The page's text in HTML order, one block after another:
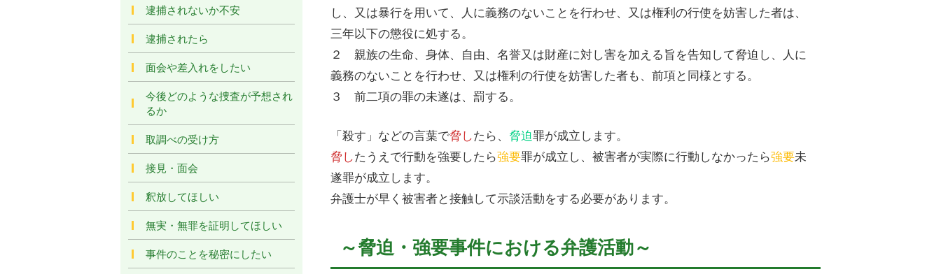
し、又は暴行を用いて、人に義務のないことを行わせ、又は権利の行使を妨害した者は、
三年以下の懲役に処する。
２ 親族の生命、身体、自由、名誉又は財産に対し害を加える旨を告知して脅迫し、人に
義務のないことを行わせ、又は権利の行使を妨害した者も、前項と同様とする。
３ 前二項の罪の未遂は、罰する。
「殺す」などの言葉で脅したら、 脅迫罪が成立します。
脅したうえで行動を強要したら強要罪が成立し、被害者が実際に行動しなかったら強要未
遂罪が成立します。
弁護士が早く被害者と接触して示談活動をする必要があります。
～脅迫・強要事件における弁護活動～
逮捕されないか不安
逮捕されたら
面会や差入れをしたい
今後どのような捜査が予想され
るか
取調べの受け方
接見・面会
釈放してほしい
無実・無罪を証明してほしい
事件のことを秘密にしたい